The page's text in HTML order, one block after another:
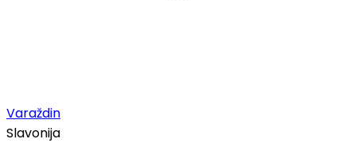
Varaždin
Slavonija